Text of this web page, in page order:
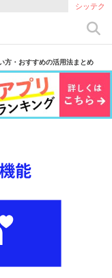
シッテク
方・おすすめの活用法まとめ